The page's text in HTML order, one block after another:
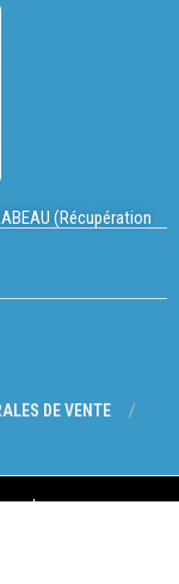
(Récupération
DE VENTE